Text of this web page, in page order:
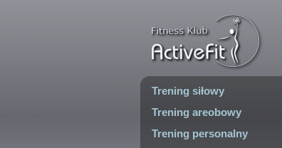
Trening siłowy
Trening areobowy
Trening personalny